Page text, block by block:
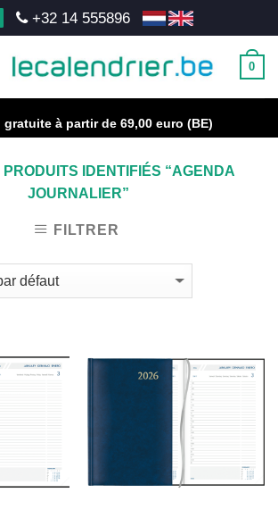
+32 14 555896
0
à partir de 69,00 euro (BE)
PRODUITS IDENTIFIÉS “AGENDA
JOURNALIER”
FILTRER